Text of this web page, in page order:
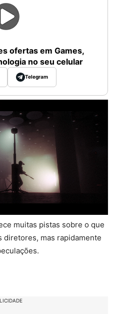
ofertas em Games,
no seu celular
Telegram
muitas pistas sobre o que
diretores, mas rapidamente